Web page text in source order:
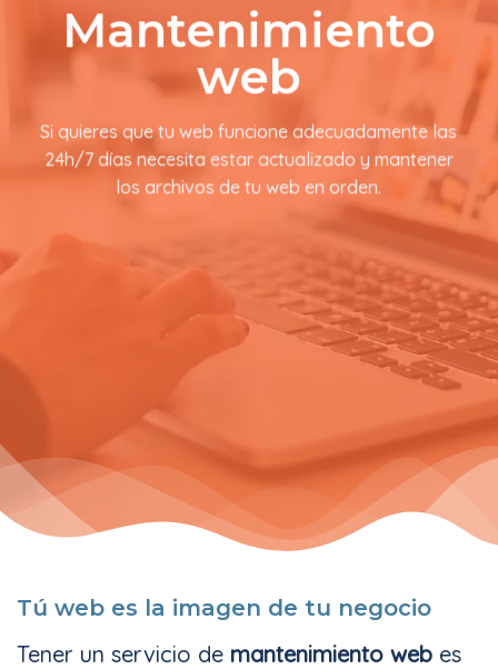
Mantenimiento
web
Si quieres que tu web funcione adecuadamente las
24h/7 días necesita estar actualizado y mantener
los archivos de tu web en orden.
Tú web es la imagen de tu negocio
Tener un servicio de mantenimiento web es